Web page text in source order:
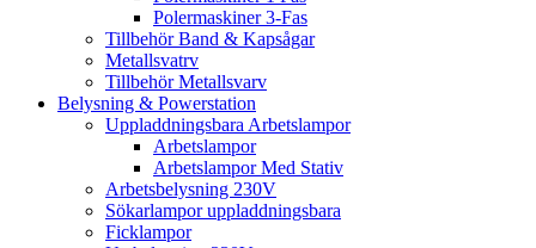
Polermaskiner 3-Fas
Tillbehör Band & Kapsågar
Metallsvatrv
Tillbehör Metallsvarv
Belysning & Powerstation
Uppladdningsbara Arbetslampor
Arbetslampor
Arbetslampor Med Stativ
Arbetsbelysning 230V
Sökarlampor uppladdningsbara
Ficklampor